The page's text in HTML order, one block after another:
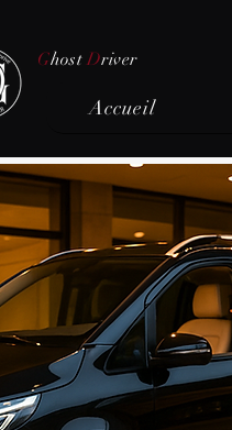
Ghost Driver
Accueil